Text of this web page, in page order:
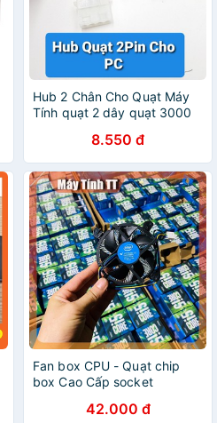
Hub 2 Chân Cho Quạt Máy
Tính quạt 2 dây quạt 3000
chân cho nguồn ATX
8.550 đ
Fan box CPU - Quạt chip
box Cao Cấp socket
42.000 đ